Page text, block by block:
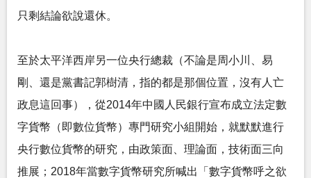
只剩結論欲說還休。
至於太平洋西岸另一位央行總裁（不論是周小川、易
剛、還是黨書記郭樹清，指的都是那個位置，沒有人亡
政息這回事），從2014年中國人民銀行宣布成立法定數
字貨幣（即數位貨幣）專門研究小組開始，就默默進行
央行數位貨幣的研究，由政策面、理論面，技術面三向
推展；2018年當數字貨幣研究所喊出「數字貨幣呼之欲